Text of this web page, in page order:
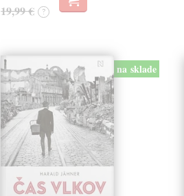
19,99 € ?
na sklade